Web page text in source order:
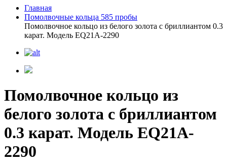
Главная
Помолвочные кольца 585 пробы
Помолвочное кольцо из белого золота с бриллиантом 0.3
карат. Модель EQ21A-2290
Помолвочное кольцо из
белого золота с бриллиантом
0.3 карат. Модель EQ21A-
2290